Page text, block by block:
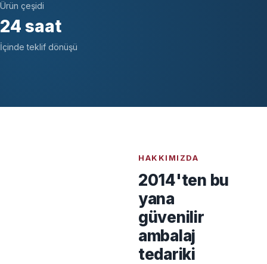
Ürün çeşidi
24 saat
İçinde teklif dönüşü
HAKKIMIZDA
2014'ten bu
yana
güvenilir
ambalaj
tedariki